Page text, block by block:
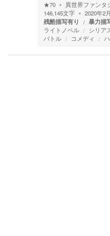
★70 異世界ファンタ
146,145文字 2020年2
残酷描写有り 暴力描
ライトノベル シリア
バトル
コメディ